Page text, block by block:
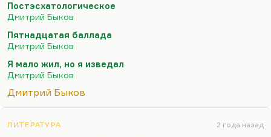
я напишу что-то лучше «Пятнадцатой баллады»
(«Если б был я Дэн Браун…») или моего самого
любимого стихотворения – «Сказки о рыбаке и
рыбке»… Вообще, лучшее стихотворение мое
звучит так:
Я мало жил, но я изведал
Небесной Родины я не предал –
Постэсхатологическое
Дмитрий Быков
Пятнадцатая баллада
Дмитрий Быков
Я мало жил, но я изведал
Дмитрий Быков
Дмитрий Быков
ЛИТЕРАТУРА 2 года назад